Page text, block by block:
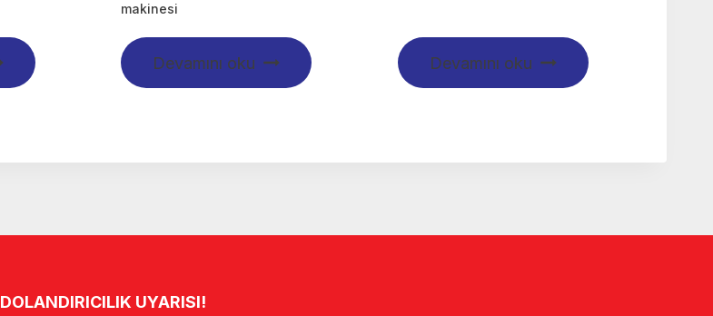
makinesi
Devamını oku Devamını oku
DOLANDIRICILIK UYARISI!